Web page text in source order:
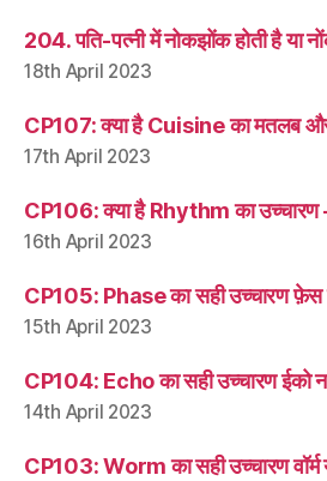
204. पति-पत्नी में नोकझोंक होती है या
18th April 2023
CP107: क्या है Cuisine का मतलब
17th April 2023
CP106: क्या है Rhythm का उच्चारण –
16th April 2023
CP105: Phase का सही उच्चारण फ़ेस
15th April 2023
CP104: Echo का सही उच्चारण ईको
14th April 2023
CP103: Worm का सही उच्चारण वॉर्म